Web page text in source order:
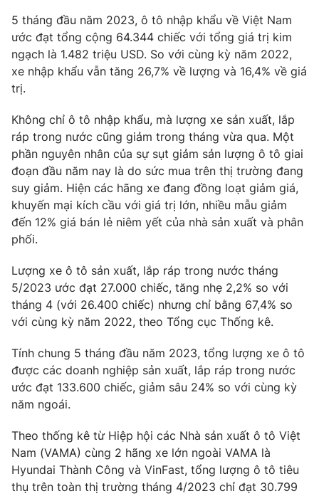
Thị trường
Tư vấn
Lịch phát sóng
Chuyên mục khác
Emagazine Podcast
Photo Infographic
Video Shorts video
VTV Money
VTV Sức khoẻ Bất động sản
Thị trường 24h Tấm lòng Việt
VTV4 Vươn mình bằng AI
VTV9
Liên hệ tòa soạn English
5 tháng đầu năm 2023, ô tô nhập khẩu về Việt Nam
ước đạt tổng cộng 64.344 chiếc với tổng giá trị kim
ngạch là 1.482 triệu USD. So với cùng kỳ năm 2022,
xe nhập khẩu vẫn tăng 26,7% về lượng và 16,4% về giá
trị.
Không chỉ ô tô nhập khẩu, mà lượng xe sản xuất, lắp
ráp trong nước cũng giảm trong tháng vừa qua. Một
phần nguyên nhân của sự sụt giảm sản lượng ô tô giai
đoạn đầu năm nay là do sức mua trên thị trường đang
suy giảm. Hiện các hãng xe đang đồng loạt giảm giá,
khuyến mại kích cầu với giá trị lớn, nhiều mẫu giảm
đến 12% giá bán lẻ niêm yết của nhà sản xuất và phân
phối.
Lượng xe ô tô sản xuất, lắp ráp trong nước tháng
5/2023 ước đạt 27.000 chiếc, tăng nhẹ 2,2% so với
tháng 4 (với 26.400 chiếc) nhưng chỉ bằng 67,4% so
với cùng kỳ năm 2022, theo Tổng cục Thống kê.
Tính chung 5 tháng đầu năm 2023, tổng lượng xe ô tô
được các doanh nghiệp sản xuất, lắp ráp trong nước
ước đạt 133.600 chiếc, giảm sâu 24% so với cùng kỳ
năm ngoái.
Theo thống kê từ Hiệp hội các Nhà sản xuất ô tô Việt
Nam (VAMA) cùng 2 hãng xe lớn ngoài VAMA là
Hyundai Thành Công và VinFast, tổng lượng ô tô tiêu
thụ trên toàn thị trường tháng 4/2023 chỉ đạt 30.799